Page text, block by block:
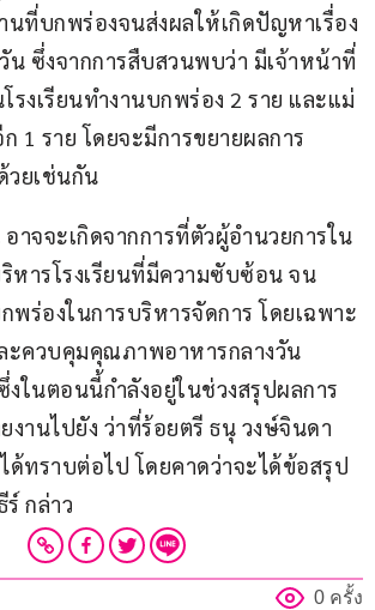
นที่บกพร่องจนส่งผลให้เกิดปัญหาเรื่อง
น ซึ่งจากการสืบสวนพบว่า มีเจ้าหน้าที่
รงเรียนทำงานบกพร่อง 2 ราย และแม่
1 ราย โดยจะมีการขยายผลการ
วยเช่นกัน
าจจะเกิดจากการที่ตัวผู้อำนวยการใน
ริหารโรงเรียนที่มีความซับซ้อน จน
พร่องในการบริหารจัดการ โดยเฉพาะ
ะควบคุมคุณภาพอาหารกลางวัน
ในตอนนี้กำลังอยู่ในช่วงสรุปผลการ
งานไปยัง ว่าที่ร้อยตรี ธนุ วงษ์จินดา
ด้ทราบต่อไป โดยคาดว่าจะได้ข้อสรุป
ร์ กล่าว
0 ครั้ง